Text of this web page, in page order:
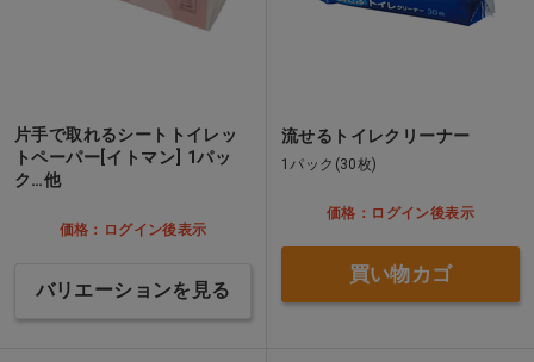
片手で取れるシートトイレッ
トペーパー[イトマン] 1パッ
ク…他
価格：ログイン後表示
バリエーションを見る
流せるトイレクリーナー
1パック(30枚)
価格：ログイン後表示
買い物カゴ